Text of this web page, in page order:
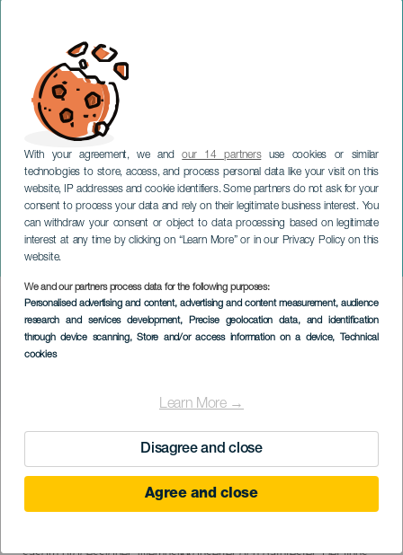
With your agreement, we andour 14 partnersuse cookies or similar
technologies to store, access, and process personal data like your visit on this
website, IP addresses and cookie identifiers. Some partners do not ask for your
consent to process your data and rely on their legitimate business interest. You
can withdraw your consent or object to data processing based on legitimate
interest at any time by clicking on “Learn More” or in our Privacy Policy on this
website.
We and our partners process data for the following purposes:
Personalised advertising and content, advertising and content measurement, audience
research and services development, Precise geolocation data, and identification
through device scanning, Store and/or access information on a device, Technical
cookies
Learn More →
Disagree and close
Agree and close
La Caletas festligheter
LANZAROTE
Imagen
Listado
Localidad
La Caleta de Famara
del
Caleta de Famara-festivalen är ett populärt firande som äger rum i
augusti och kännetecknas av sin festliga och familjevänliga